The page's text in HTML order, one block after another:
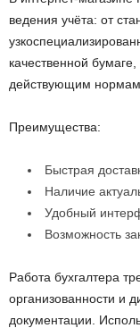
ведения учёта: от
качественной
действующим нормам.
Преимущества:
Быстрая
Наличие
Удобный
Возможность
Работа бухгалтера
организованности и
документации.